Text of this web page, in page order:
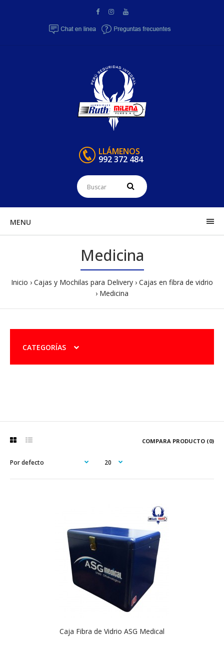
LLÁMENOS
992 372 484
MENU
Medicina
Inicio Cajas y Mochilas para Delivery
Cajas en fibra de vidrio
Medicina
CATEGORÍAS
COMPARA PRODUCTO (0)
Caja Fibra de Vidrio ASG Medical